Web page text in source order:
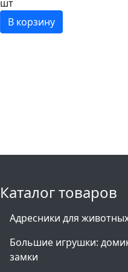
шт
В корзину
Каталог товаров
Адресники для
Большие игрушки:
замки